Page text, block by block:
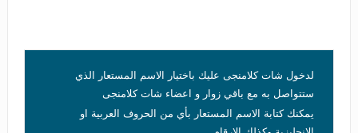
لدخول شات كلامنجى عليك باختيار الاسم المستعار الذي
ستتواصل به مع باقي زوار و اعضاء شات كلامنجى
يمكنك كتابة الاسم المستعار بأي من الحروف العربية او